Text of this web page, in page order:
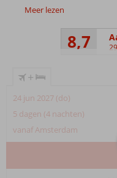
Meer lezen
8,7
+
24 jun 2027 (do)
5 dagen (4 nachten)
vanaf Amsterdam